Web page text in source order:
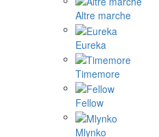
Altre marche
Eureka
Timemore
Fellow
Mlynko